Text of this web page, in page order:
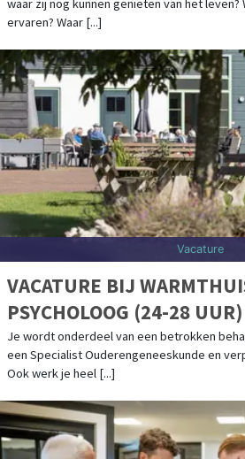
waar zij nog kunnen genieten van het leven?
ervaren? Waar [...]
Vacature
VACATURE BIJ
PSYCHOLOOG (24-28 UUR)
Je wordt onderdeel van een betrokken
een Specialist Ouderengeneeskunde en
Ook werk je heel [...]